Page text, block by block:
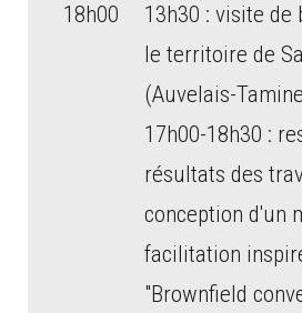
18h00
13h30 : visite
le territoire de
(Auvelais-
17h00-18h30 :
résultats des
conception d'un
facilitation
"Brownfield